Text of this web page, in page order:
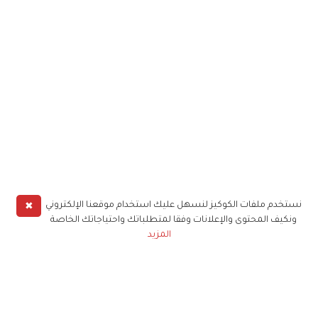
✖
نستخدم ملفات الكوكيز لنسهل عليك استخدام موقعنا الإلكتروني
ونكيف المحتوى والإعلانات وفقا لمتطلباتك واحتياجاتك الخاصة
المزيد